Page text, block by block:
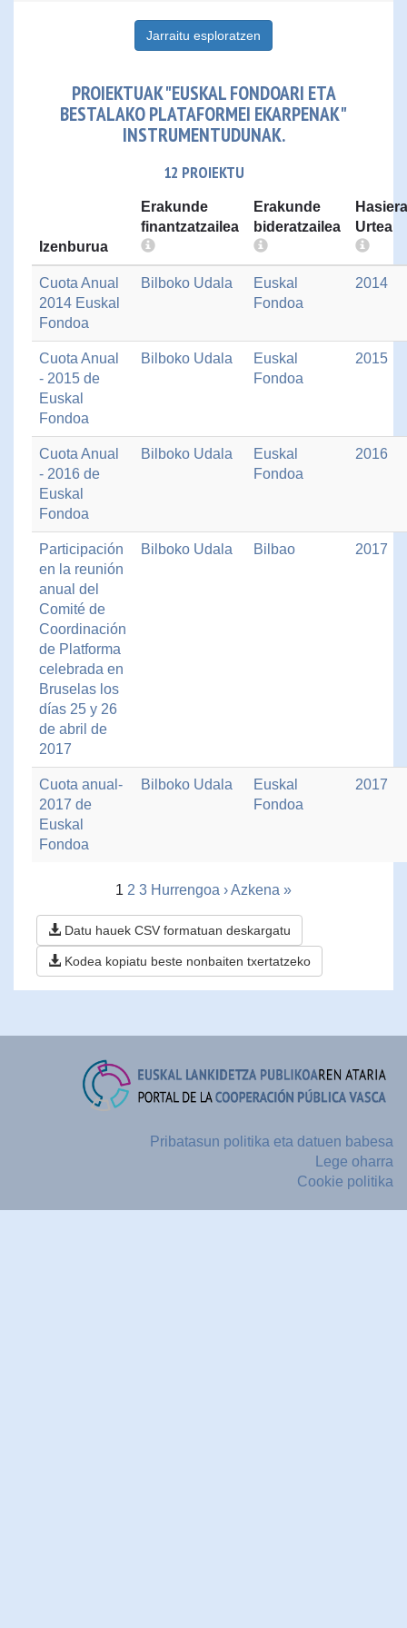
Jarraitu esploratzen
PROIEKTUAK "EUSKAL FONDOARI ETA
BESTALAKO PLATAFORMEI EKARPENAK"
INSTRUMENTUDUNAK.
12 PROIEKTU
Izenburua
Erakunde
finantzatzailea
Erakunde
bideratzailea
Hasiera
Urtea
Cuota Anual
2014 Euskal
Fondoa
Bilboko Udala
Euskal
Fondoa
2014
Cuota Anual
- 2015 de
Euskal
Fondoa
Bilboko Udala
Euskal
Fondoa
2015
Cuota Anual
- 2016 de
Euskal
Fondoa
Bilboko Udala
Euskal
Fondoa
2016
Participación
en la reunión
anual del
Comité de
Coordinación
de Platforma
celebrada en
Bruselas los
días 25 y 26
de abril de
2017
Bilboko Udala Bilbao 2017
Cuota anual-
2017 de
Euskal
Fondoa
Bilboko Udala
Euskal
Fondoa
2017
1 2 3 Hurrengoa ›Azkena »
Datu hauek CSV formatuan deskargatu
Kodea kopiatu beste nonbaiten txertatzeko
Pribatasun politika eta datuen babesa
Lege oharra
Cookie politika